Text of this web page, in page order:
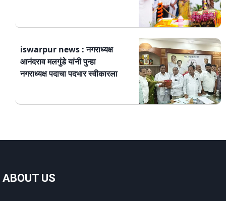
iswarpur news : नगराध्यक्ष
आनंदराव मलगुंडे यांनी पुन्हा
नगराध्यक्ष पदाचा पदभार स्वीकारला
ABOUT US